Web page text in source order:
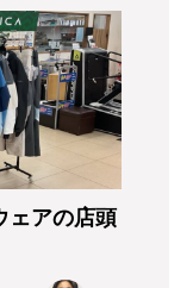
ェアの店頭